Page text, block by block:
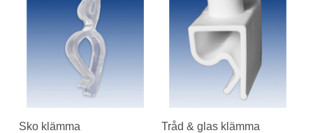
Sko klämma Tråd & glas klämma